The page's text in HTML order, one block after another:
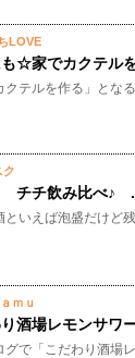
LOVE
☆家でカクテル
クテルを作る」とな
ク
チチ飲み比べ♪
といえば泡盛だけど
ｍｕ
り酒場レモンサワ
グで「こだわり酒場